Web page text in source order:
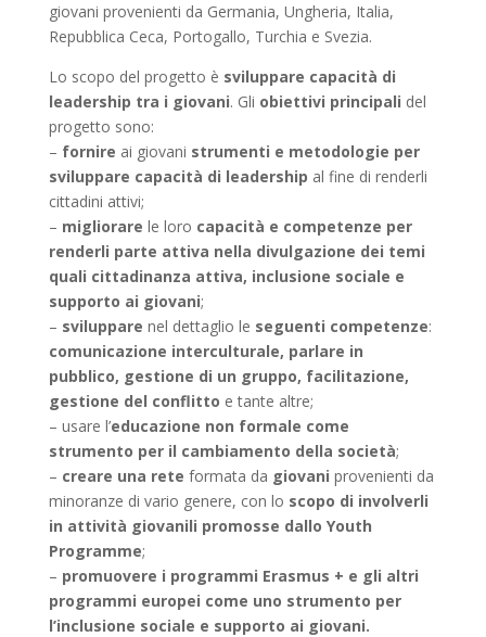
giovani provenienti da Germania, Ungheria, Italia,
Repubblica Ceca, Portogallo, Turchia e Svezia.
Lo scopo del progetto è sviluppare capacità di
leadership tra i giovani. Gli obiettivi principali del
progetto sono:
– fornire ai giovani strumenti e metodologie per
sviluppare capacità di leadership al fine di renderli
cittadini attivi;
– migliorare le loro capacità e competenze per
renderli parte attiva nella divulgazione dei temi
quali cittadinanza attiva, inclusione sociale e
supporto ai giovani;
– sviluppare nel dettaglio le seguenti competenze:
comunicazione interculturale, parlare in
pubblico, gestione di un gruppo, facilitazione,
gestione del conflitto e tante altre;
– usare l’educazione non formale come
strumento per il cambiamento della società;
– creare una rete formata da giovani provenienti da
minoranze di vario genere, con lo scopo di involverli
in attività giovanili promosse dallo Youth
Programme;
– promuovere i programmi Erasmus + e gli altri
programmi europei come uno strumento per
l’inclusione sociale e supporto ai giovani.